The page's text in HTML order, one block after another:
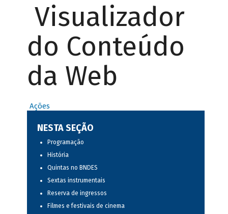
Visualizador
do Conteúdo
da Web
Ações
NESTA SEÇÃO
Programação
História
Quintas no BNDES
Sextas instrumentais
Reserva de ingressos
Filmes e festivais de cinema